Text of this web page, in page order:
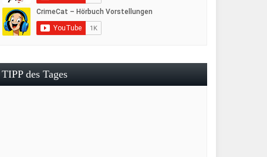
TIPP des Tages